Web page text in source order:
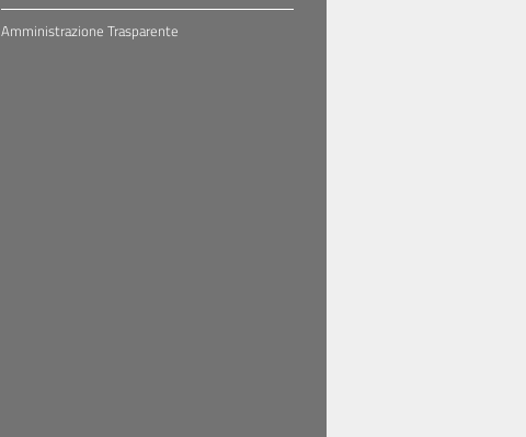
Amministrazione Trasparente